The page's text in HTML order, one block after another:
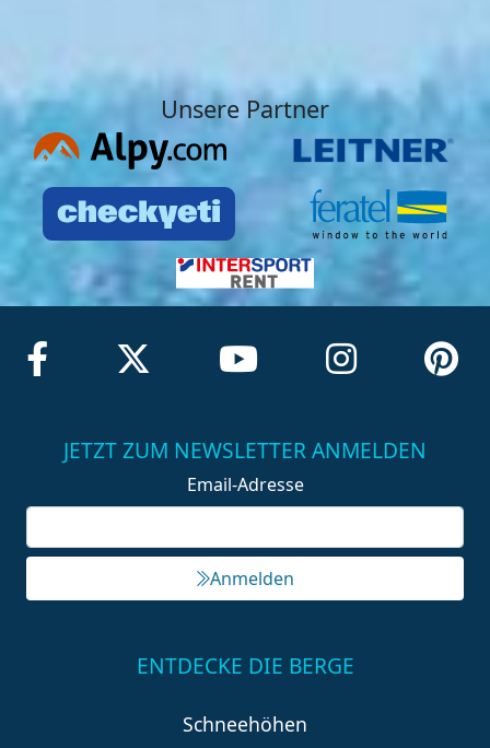
Unsere Partner
JETZT ZUM NEWSLETTER ANMELDEN
Email-Adresse
Anmelden
ENTDECKE DIE BERGE
Schneehöhen